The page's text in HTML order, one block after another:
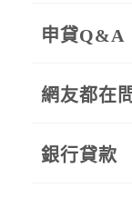
申貸Q&A
網友都在問
銀行貸款